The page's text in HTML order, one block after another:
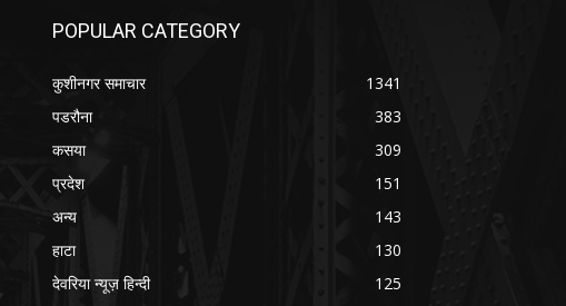
POPULAR CATEGORY
कुशीनगर समाचार
1341
पडरौना
383
कसया
309
प्रदेश
151
अन्य
143
हाटा
130
देवरिया न्यूज़ हिन्दी
125